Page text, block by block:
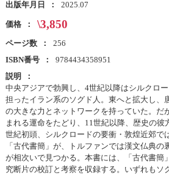
出版年月日
2025.07
価格 \3,850
ページ数
256
ISBN番号
9784434358951
説明
中央アジアで勃興し、4世紀以降はシルクロ
担ったイラン系のソグド人。東へと拡大し、
の大きな力とネットワークを持っていた。だ
まれる運命をたどり、11世紀以降、歴史の彼
世紀初頭、シルクロードの要衝・敦煌近郊で
「古代書簡」が、トルファンでは漢文仏典
が相次いで見つかる。本書には、「古代書簡
究断片の校訂と考察を収録する。いずれもソ